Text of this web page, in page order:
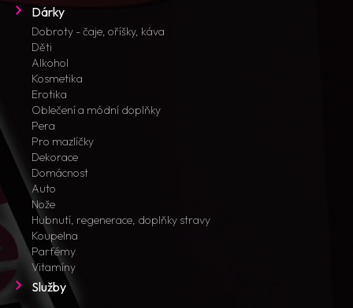
Dárky
Dobroty - čaje, oříšky, káva
Děti
Alkohol
Kosmetika
Erotika
Oblečení a módní doplňky
Pera
Pro mazlíčky
Dekorace
Domácnost
Auto
Nože
Hubnutí, regenerace, doplňky stravy
Koupelna
Parfémy
Vitamíny
Služby